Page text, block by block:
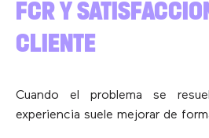
FCR Y
CLIENTE
Cuando el problema se
experiencia suele mejorar de